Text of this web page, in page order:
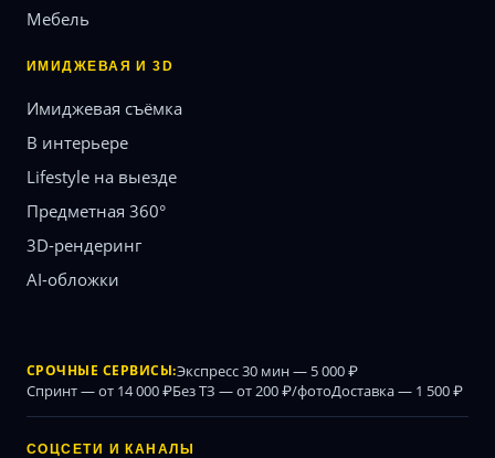
Мебель
ИМИДЖЕВАЯ И 3D
Имиджевая съёмка
В интерьере
Lifestyle на выезде
Предметная 360°
3D-рендеринг
AI-обложки
СРОЧНЫЕ СЕРВИСЫ:Экспресс 30 мин — 5 000 ₽
Спринт — от 14 000 ₽Без ТЗ — от 200 ₽/фотоДоставка — 1 500 ₽
СОЦСЕТИ И КАНАЛЫ